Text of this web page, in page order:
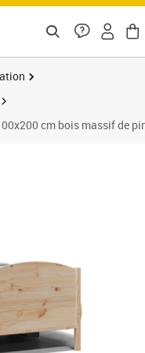
cm bois massif de